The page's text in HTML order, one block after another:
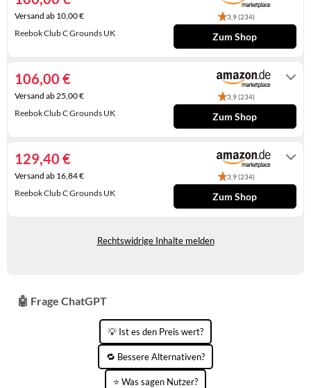
KINDERSCHUHE
LAUFSCHUHE
PANTOLETTEN
SCHUHZUBEHÖR
WINTERSCHUHE
STRANDTASCHEN
TASCHEN-ZUBEHÖR
Reebok Club C Grounds UK
3,9 (234)
Versand ab 10,00 €
Zum Shop
Reebok Club C Grounds UK
3,9 (234)
106,00 €
Versand ab 25,00 €
Zum Shop
Reebok Club C Grounds UK
3,9 (234)
129,40 €
Versand ab 16,84 €
Zum Shop
Rechtswidrige Inhalte melden
🤖 Frage ChatGPT
💡 Ist es den Preis wert?
🔁 Bessere Alternativen?
⭐ Was sagen Nutzer?